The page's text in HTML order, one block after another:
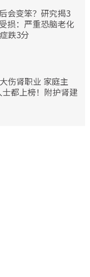
会变笨？研究揭3
损：严重恐脑老化
跌3分
伤肾职业 家庭主
都上榜！附护肾建